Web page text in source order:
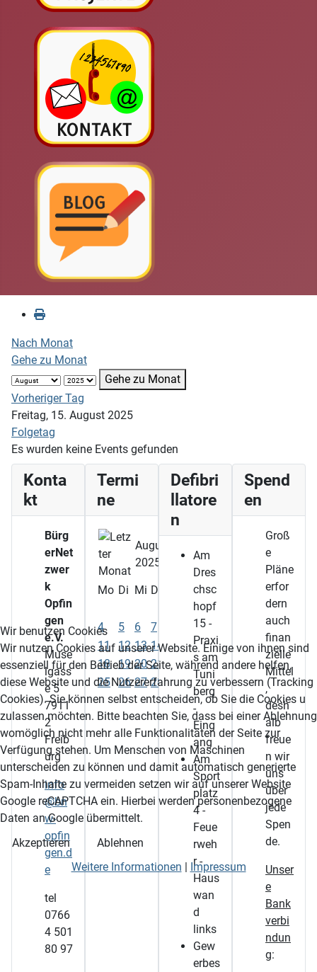
Nach Monat
Gehe zu Monat
Gehe zu Monat
Vorheriger Tag
Freitag, 15. August 2025
Folgetag
Es wurden keine Events gefunden
Konta
kt
Bürg
erNet
zwer
k
Opfin
gen
e.V.
Muse
lgass
e 5
7911
2
Freib
urg
info
@bn
w-
opfin
gen.d
e
tel
0766
4 501
80 97
Termi
ne
August
2025
Mo Di Mi Do Sa So
3
4
5 6 7
10
11
12 13 14 15 16 17
18
19 20 21 22 23 24
25 26 27 28 29 30 31
Defibri
llatore
n
Am
Dres
chsc
hopf
15 -
Praxi
s am
Tuni
berg
-
Eing
ang
Am
Sport
platz
4 -
Feue
rweh
r -
Haus
wan
d
links
Gew
erbes
Spend
en
Groß
e
Pläne
erfor
dern
auch
finan
zielle
Mittel
,
desh
alb
freue
n wir
uns
über
jede
Spen
de.
Unser
e
Bank
verbi
ndun
g:
Wir benutzen Cookies
Wir nutzen Cookies auf unserer Website. Einige von ihnen sind
essenziell für den Betrieb der Seite, während andere helfen,
diese Website und die Nutzererfahrung zu verbessern (Tracking
Cookies). Sie können selbst entscheiden, ob Sie die Cookies u
zulassen möchten. Bitte beachten Sie, dass bei einer Ablehnung
womöglich nicht mehr alle Funktionalitäten der Seite zur
Verfügung stehen. Um Menschen von Maschinen
unterscheiden zu können und damit automatisch generierte
Spam-Inhalte zu vermeiden setzen wir auf unserer Website
Google reCAPTCHA ein. Hierbei werden personenbezogene
Daten an Google übermittelt.
Akzeptieren
Ablehnen
Weitere Informationen | Impressum